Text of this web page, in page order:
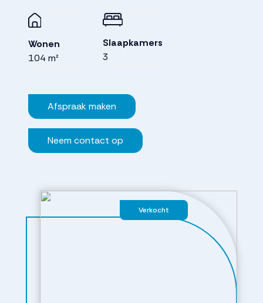
Verkocht
Wonen
104 m²
Slaapkamers
3
Afspraak maken
Neem contact op